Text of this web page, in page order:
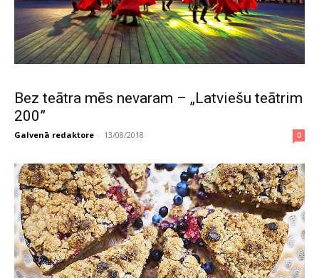
Bez teātra mēs nevaram – „Latviešu teātrim
200”
Galvenā redaktore - 13/08/2018 0